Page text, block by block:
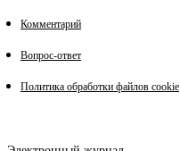
Комментарий
Вопрос-ответ
Политика обработки файлов cookie